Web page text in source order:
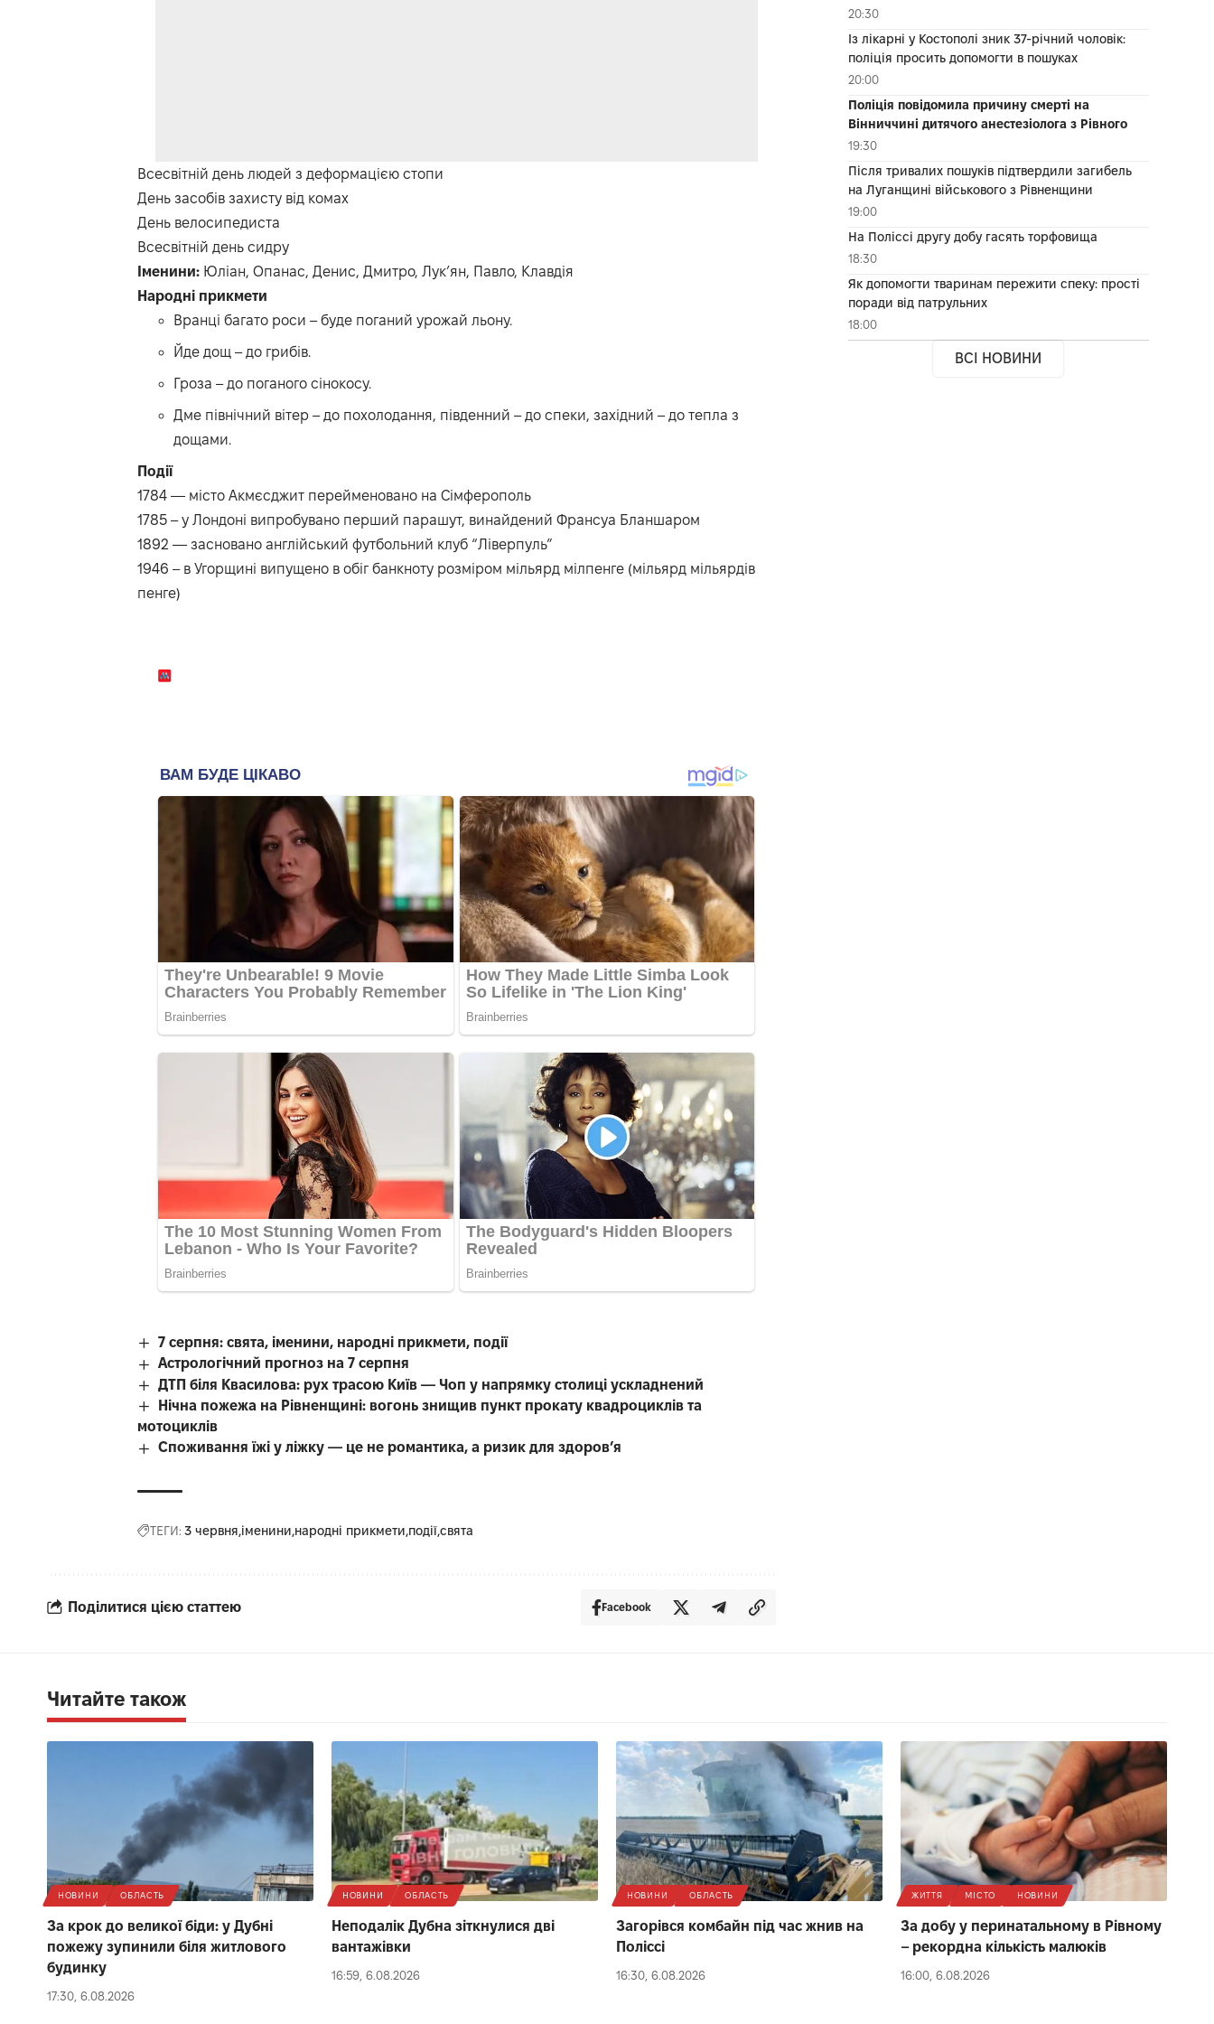
Всесвітній день людей з деформацією стопи
День засобів захисту від комах
День велосипедиста
Всесвітній день сидру
Іменини: Юліан, Опанас, Денис, Дмитро, Лук’ян, Павло, Клавдія
Народні прикмети
Вранці багато роси – буде поганий урожай льону.
Йде дощ – до грибів.
Гроза – до поганого сінокосу.
Дме північний вітер – до похолодання, південний – до спеки, західний – до тепла з
дощами.
Події
1784 — місто Акмєсджит перейменовано на Сімферополь
1785 – у Лондоні випробувано перший парашут, винайдений Франсуа Бланшаром
1892 — засновано англійський футбольний клуб “Ліверпуль”
1946 – в Угорщині випущено в обіг банкноту розміром мільярд мілпенге (мільярд мільярдів
пенге)
7 серпня: свята, іменини, народні прикмети, події
Астрологічний прогноз на 7 серпня
ДТП біля Квасилова: рух трасою Київ — Чоп у напрямку столиці ускладнений
Нічна пожежа на Рівненщині: вогонь знищив пункт прокату квадроциклів та
мотоциклів
Споживання їжі у ліжку — це не романтика, а ризик для здоров’я
ТЕГИ: 3 червня іменини народні прикмети подіїсвята
Поділитися цією статтею Facebook
20:30
Із лікарні у Костополі зник 37-річний чоловік:
поліція просить допомогти в пошуках
20:00
Поліція повідомила причину смерті на
Вінниччині дитячого анестезіолога з Рівного
19:30
Після тривалих пошуків підтвердили загибель
на Луганщині військового з Рівненщини
19:00
На Поліссі другу добу гасять торфовища
18:30
Як допомогти тваринам пережити спеку: прості
поради від патрульних
18:00
ВСІ НОВИНИ
Читайте також
НОВИНИ ОБЛАСТЬ
За крок до великої біди: у Дубні
пожежу зупинили біля житлового
будинку
17:30, 6.08.2026
НОВИНИ ОБЛАСТЬ
Неподалік Дубна зіткнулися дві
вантажівки
16:59, 6.08.2026
НОВИНИ ОБЛАСТЬ
Загорівся комбайн під час жнив на
Поліссі
16:30, 6.08.2026
ЖИТТЯ МІСТО НОВИНИ
За добу у перинатальному в Рівному
– рекордна кількість малюків
16:00, 6.08.2026